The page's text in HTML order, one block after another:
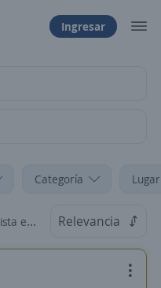
Ingresar
Categoría
Relevancia